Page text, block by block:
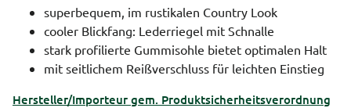
superbequem, im rustikalen Country Look
cooler Blickfang: Lederriegel mit Schnalle
stark profilierte Gummisohle bietet optimalen Halt
mit seitlichem Reißverschluss für leichten Einstieg
Hersteller/Importeur gem. Produktsicherheitsverordnung